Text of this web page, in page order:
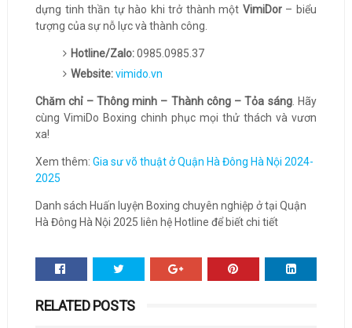
dựng tinh thần tự hào khi trở thành một VimiDor– biểu
tượng của sự nỗ lực và thành công.
Hotline/Zalo:0985.0985.37
Website:vimido.vn
Chăm chỉ – Thông minh – Thành công – Tỏa sáng. Hãy
cùng VimiDo Boxing chinh phục mọi thử thách và vươn
xa!
Xem thêm: Gia sư võ thuật ở Quận Hà Đông Hà Nội 2024-
2025
Danh sách Huấn luyện Boxing chuyên nghiệp ở tại Quận
Hà Đông Hà Nội 2025 liên hệ Hotline để biết chi tiết
RELATED POSTS